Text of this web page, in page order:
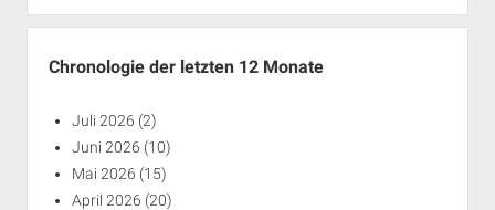
Chronologie der letzten 12 Monate
Juli 2026 (2)
Juni 2026 (10)
Mai 2026 (15)
April 2026 (20)